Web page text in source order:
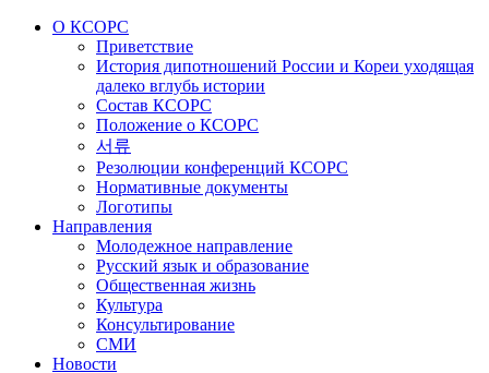
О КСОРС
Приветствие
История дипотношений России и Кореи уходящая
далеко вглубь истории
Состав КСОРС
Положение о КСОРС
서류
Резолюции конференций КСОРС
Нормативные документы
Логотипы
Направления
Молодежное направление
Русский язык и образование
Общественная жизнь
Культура
Консультирование
СМИ
Новости